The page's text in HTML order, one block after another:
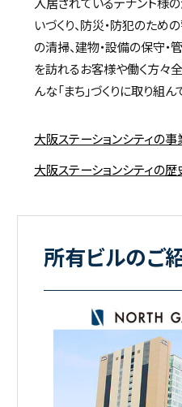
いづくり、防災・防犯のため
の清掃、建物・設備の保守・
を訪れるお客様や働く方々
んな「まち」づくりに取り組ん
大阪ステーションシティの事
大阪ステーションシティの歴
所有ビルのご